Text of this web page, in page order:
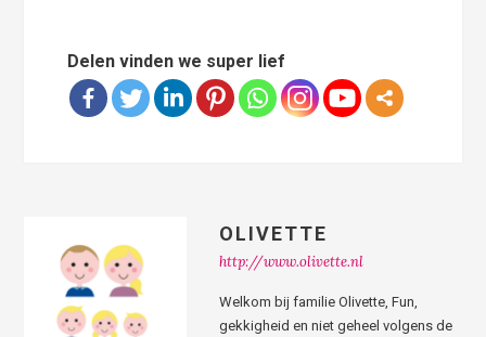
Delen vinden we super lief
OLIVETTE
http://www.olivette.nl
Welkom bij familie Olivette, Fun,
gekkigheid en niet geheel volgens de